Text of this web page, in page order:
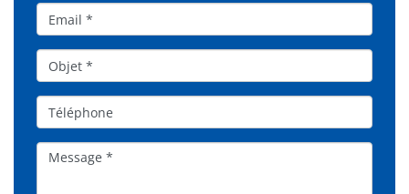
Email
Objet*
Téléphone
Message